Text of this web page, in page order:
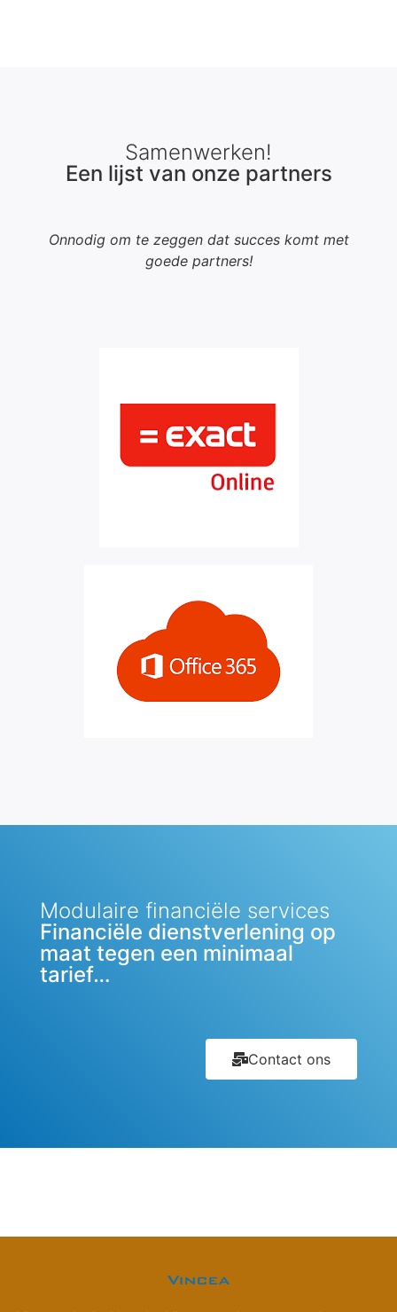
Samenwerken!
Een lijst van onze partners
Onnodig om te zeggen dat succes komt met
goede partners!
Modulaire financiële services
Financiële dienstverlening op
maat tegen een minimaal
tarief…
Contact ons